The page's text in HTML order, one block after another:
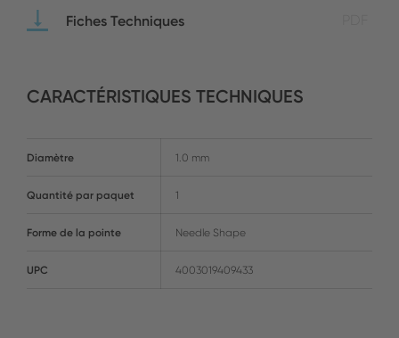
Fiches Techniques
CARACTÉRISTIQUES TECHNIQUES
Diamètre 1.0 mm
Quantité par paquet 1
Forme de la pointe Needle Shape
UPC 4003019409433